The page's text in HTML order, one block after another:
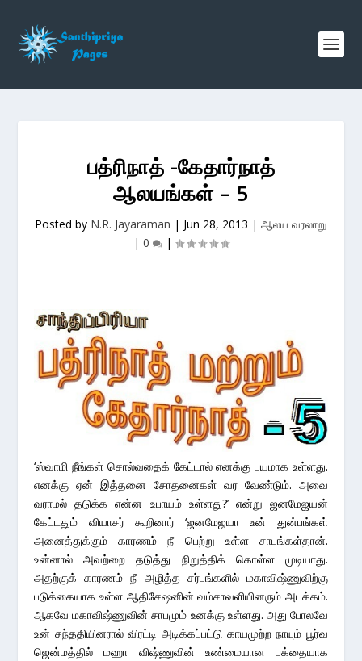
பத்ரிநாத் -கேதார்நாத்
ஆலயங்கள் – 5
Posted by N.R. Jayaraman | Jun 28, 2013 | ஆலய வரலாறு
| 0 |
‘ஸ்வாமி நீங்கள் சொல்வதைக் கேட்டால் எனக்கு பயமாக உள்ளது.
எனக்கு ஏன் இத்தனை சோதனைகள் வர வேண்டும். அவை
வராமல் தடுக்க என்ன உபாயம் உள்ளது?’ என்று ஜனமேஜயன்
கேட்டதும் வியாசர் கூறினார் ‘ஜனமேஜயா உன் துன்பங்கள்
அனைத்துக்கும் காரணம் நீ பெற்று உள்ள சாபங்கள்தான்.
உன்னால் அவற்றை தடுத்து நிறுத்திக் கொள்ள முடியாது.
அதற்குக் காரணம் நீ அழித்த சர்பங்களில் மகாவிஷ்ணுவிற்கு
படுக்கையாக உள்ள ஆதிசேஷனின் வம்சாவளியினரும் அடக்கம்.
ஆகவே மகாவிஷ்ணுவின் சாபமும் உனக்கு உள்ளது. அது போலவே
உன் சந்ததியினரால் விரட்டி அடிக்கப்பட்டு காயமுற்ற நாயும் பூர்வ
ஜென்மத்தில் மஹா விஷ்ணுவின் உண்மையான பக்தையாக